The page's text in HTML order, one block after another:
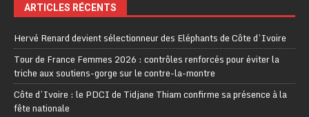
ARTICLES RÉCENTS
Hervé Renard devient sélectionneur des Eléphants de Côte d’Ivoire
Tour de France Femmes 2026 : contrôles renforcés pour éviter la
triche aux soutiens-gorge sur le contre-la-montre
Côte d’Ivoire : le PDCI de Tidjane Thiam confirme sa présence à la
fête nationale